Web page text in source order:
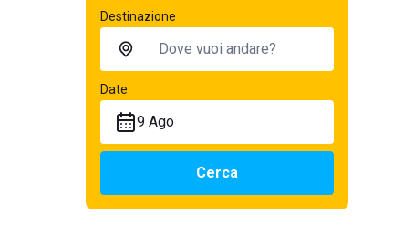
Destinazione
Date
9 Ago
Cerca